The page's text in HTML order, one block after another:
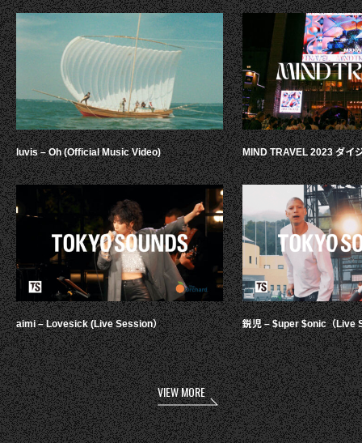
luvis – Oh (Official Music Video)
aimi – Lovesick (Live Session）
MIND TRAVEL 2023 ダイ
鋭児 – $uper $onic（Live
VIEW MORE